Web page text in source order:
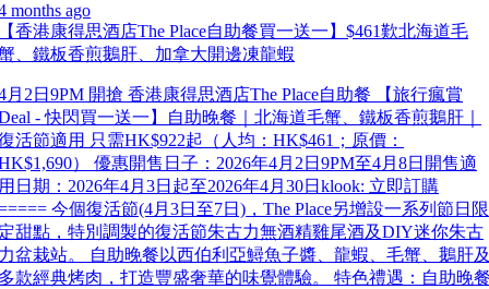
months ago
香港康得思酒店The Place自助餐買一送一】$461歎北海道毛
、鐵板香煎鵝肝、加拿大開邊凍龍蝦
月2日9PM 開搶 香港康得思酒店The Place自助餐 【旅行瘋賞
- 快閃買一送一】自助晚餐｜北海道毛蟹、鐵板香煎鵝肝｜
活節適用 只需HK$922起（人均：HK$461；原價：
） 優惠開售日子：2026年4月2日9PM至4月8日開售適
日期：2026年4月3日起至2026年4月30日klook: 立即訂購
今個復活節(4月3日至7日)，The Place另增設一系列節日限
甜點，特別調製的復活節朱古力無酒精雞尾酒及DIY迷你朱古
盆栽站。 自助晚餐以西伯利亞鱘魚子醬、龍蝦、毛蟹、鵝肝
款經典烤肉，打造豐盛奢華的味覺體驗。 特色禮遇：自助晚